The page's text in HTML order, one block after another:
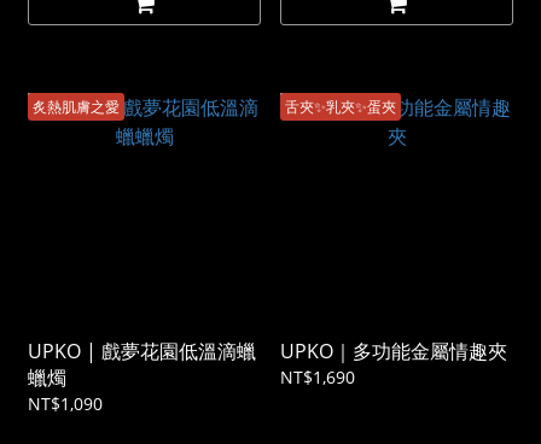
炙熱肌膚之愛
UPKO | 戲夢花園低溫滴蠟
蠟燭
NT$1,090
舌夾✨乳夾✨蛋夾
UPKO｜多功能金屬情趣夾
NT$1,690